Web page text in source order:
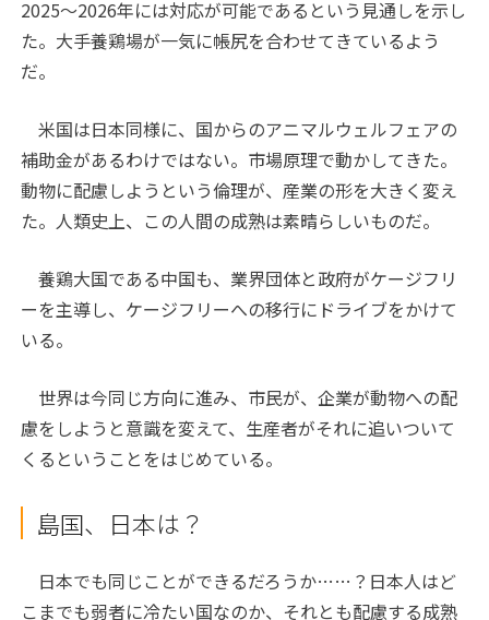
2025～2026年には対応が可能であるという見通しを示し
た。大手養鶏場が一気に帳尻を合わせてきているよう
だ。
米国は日本同様に、国からのアニマルウェルフェアの
補助金があるわけではない。市場原理で動かしてきた。
動物に配慮しようという倫理が、産業の形を大きく変え
た。人類史上、この人間の成熟は素晴らしいものだ。
養鶏大国である中国も、業界団体と政府がケージフリ
ーを主導し、ケージフリーへの移行にドライブをかけて
いる。
世界は今同じ方向に進み、市民が、企業が動物への配
慮をしようと意識を変えて、生産者がそれに追いついて
くるということをはじめている。
島国、日本は？
日本でも同じことができるだろうか……？日本人はど
こまでも弱者に冷たい国なのか、それとも配慮する成熟